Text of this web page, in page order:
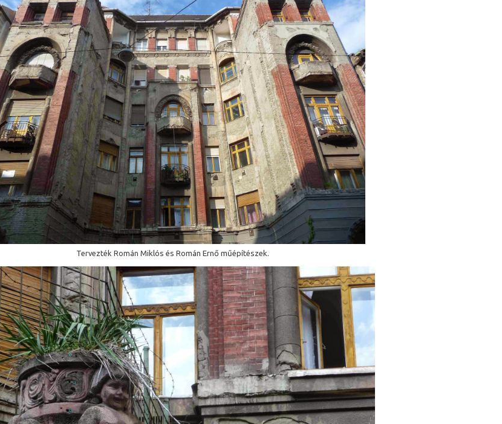
Tervezték RománMiklósés RománErnő műépítészek.